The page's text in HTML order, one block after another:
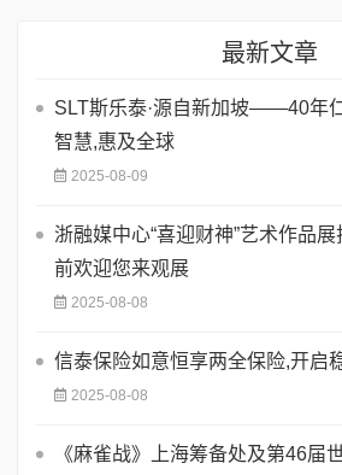
最新文章
SLT斯乐泰·源自新加坡——40年
智慧,惠及全球
2025-08-09
浙融媒中心“喜迎财神”艺术作品
前欢迎您来观展
2025-08-08
信泰保险如意恒享两全保险,开启
2025-08-08
《麻雀战》上海筹备处及第46届